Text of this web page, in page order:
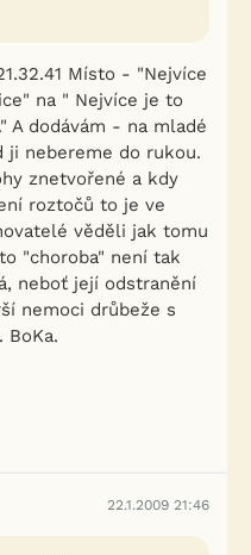
Místo - "Nejvíce
na " Nejvíce je to
A dodávám - na mladé
ji nebereme do rukou.
znetvořené a kdy
roztočů to je ve
věděli jak tomu
"choroba" není tak
neboť její odstranění
nemoci drůbeže s
22.1.2009 21:46